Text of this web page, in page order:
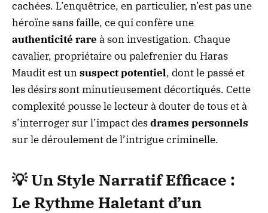
cachées. L’enquêtrice, en particulier, n’est pas une
héroïne sans faille, ce qui confère une
authenticité rare à son investigation. Chaque
cavalier, propriétaire ou palefrenier du Haras
Maudit est unsuspect potentiel, dont le passé et
les désirs sont minutieusement décortiqués. Cette
complexité pousse le lecteur à douter de tous et à
s’interroger sur l’impact desdrames personnels
sur le déroulement de l’intrigue criminelle.
💡Un Style Narratif Efficace :
Le Rythme Haletant d’un